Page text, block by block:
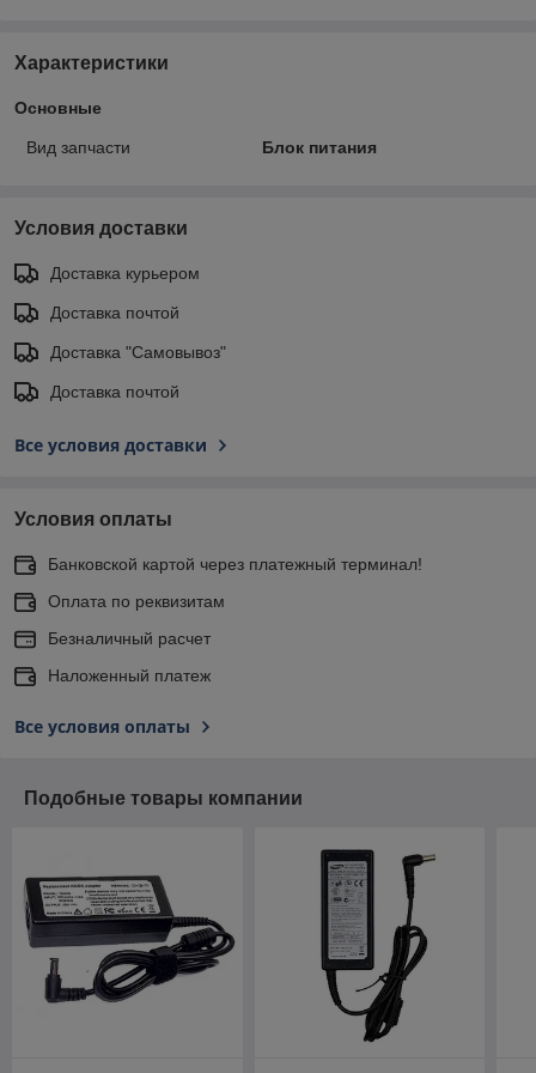
Характеристики
Основные
Вид запчасти Блок питания
Условия доставки
Доставка курьером
Доставка почтой
Доставка "Самовывоз"
Доставка почтой
Все условия доставки
Условия оплаты
Банковской картой через платежный терминал!
Оплата по реквизитам
Безналичный расчет
Наложенный платеж
Все условия оплаты
Подобные товары компании